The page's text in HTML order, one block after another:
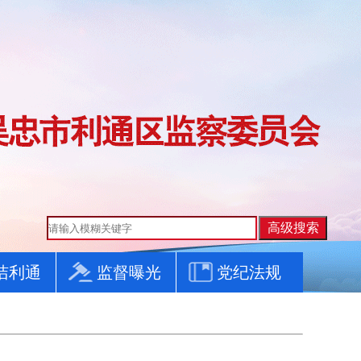
利通 监督曝光 党纪法规